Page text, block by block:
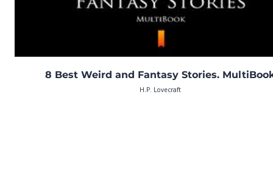
8 Best Weird and Fantasy Stories.
H.P. Lovecraft